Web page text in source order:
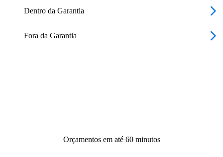
Dentro da Garantia
Fora da Garantia
Orçamentos em até 60 minutos